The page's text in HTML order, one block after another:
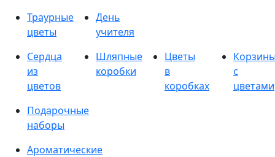
Траурные
цветы
День
учителя
Сердца
из
цветов
Шляпные
коробки
Цветы
в
коробках
с
цветами
Подарочные
наборы
Ароматические